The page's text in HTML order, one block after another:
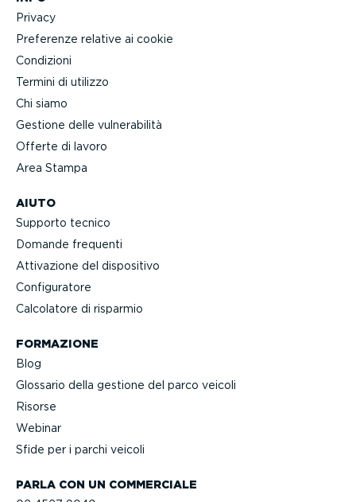
PARLA CON UN COMMERCIALE
AIUTO
Supporto tecnico
Domande frequenti
Attivazione del dispositivo
Confi­gu­ratore
Calcolatore di risparmio
FORMAZIONE
Blog
Glossario della gestione del parco veicoli
Risorse
Webinar
Sfide per i parchi veicoli
Privacy
Preferenze relative ai cookie
Condizioni
Termini di utilizzo
Chi siamo
Gestione delle vulne­ra­bilità
Offerte di lavoro
Area Stampa